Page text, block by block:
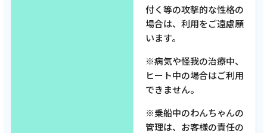
付く等の攻撃的な性格の
場合は、利用をご遠慮願
います。
※病気や怪我の治療中、
ヒート中の場合はご利用
できません。
※乗船中のわんちゃんの
管理は、お客様の責任の